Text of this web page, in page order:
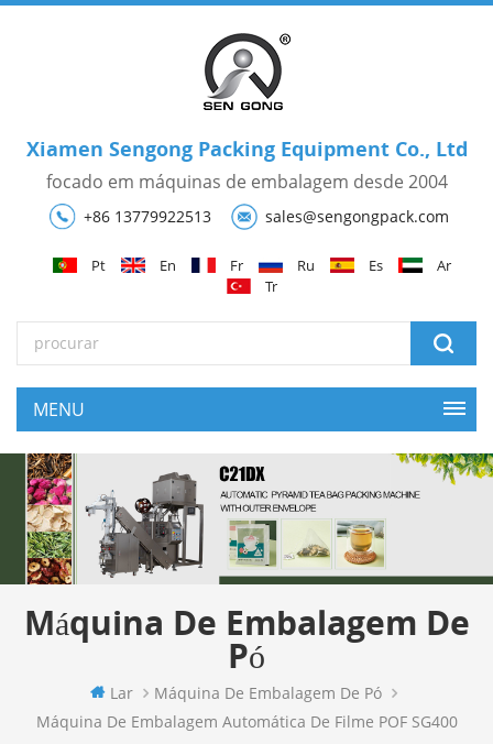
Xiamen Sengong Packing Equipment Co., Ltd
focado em máquinas de embalagem desde 2004
+86 13779922513 sales@sengongpack.com
Pt En Fr Ru Es
Ar
Tr
Máquina De Embalagem De
Pó
Lar
Máquina De Embalagem De Pó
Máquina De Embalagem Automática De Filme POF SG400